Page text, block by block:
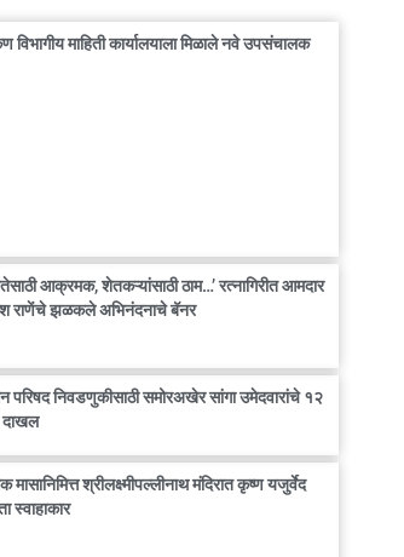
विभागीय माहिती कार्यालयाला मिळाले नवे उपसंचालक
आक्रमक, शेतकऱ्यांसाठी ठाम…’ रत्नागिरीत आमदार
राणेंचे झळकले अभिनंदनाचे बॅनर
परिषद निवडणुकीसाठी समोरअखेर सांगा उमेदवारांचे १२
दाखल
मासानिमित्त श्रीलक्ष्मीपल्लीनाथ मंदिरात कृष्ण यजुर्वेद
स्वाहाकार